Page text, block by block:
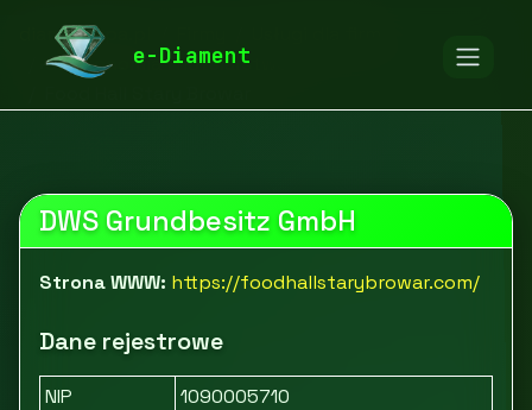
e-Diament
diamentspa.pl
Gastronomia i hotelarstwo
DWS Grundbesitz GmbH
Strona WWW: https://foodhallstarybrowar.com/
Dane rejestrowe
NIP 1090005710